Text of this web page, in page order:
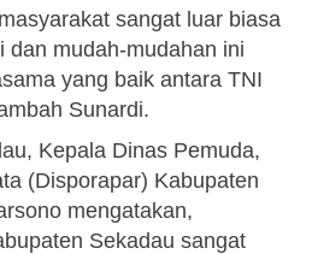
sangat luar biasa
dan mudah-mudahan ini
yang baik antara TNI
Sunardi.
Kepala Dinas Pemuda,
(Disporapar) Kabupaten
mengatakan,
Sekadau sangat